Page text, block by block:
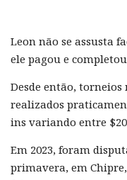
Leon não se assusta
ele pagou e
Desde então,
realizados
ins variando entre
Em 2023, foram
primavera, em